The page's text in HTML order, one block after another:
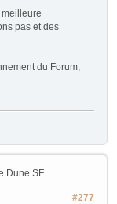
pas et des
du Forum,
Dune SF
#277